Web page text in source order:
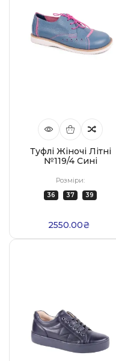
Туфлі Жіночі Літні
№119/4 Сині
Розміри:
36 37 39
2550.00₴